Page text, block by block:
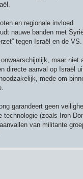
en regionale invloed
nauwe banden met
tegen Israël en de
maar niet
directe aanval op Israël
mede om
garandeert geen
technologie (zoals Iron
van militante